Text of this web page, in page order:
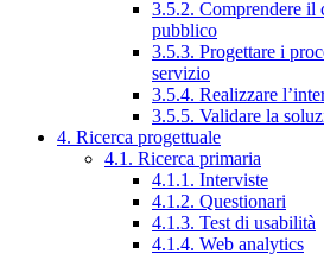
3.5.2. Comprendere il
pubblico
3.5.3. Progettare i
servizio
3.5.4. Realizzare
3.5.5. Validare la
4. Ricerca progettuale
4.1. Ricerca primaria
4.1.1. Interviste
4.1.2. Questionari
4.1.3. Test di usabilità
4.1.4. Web analytics